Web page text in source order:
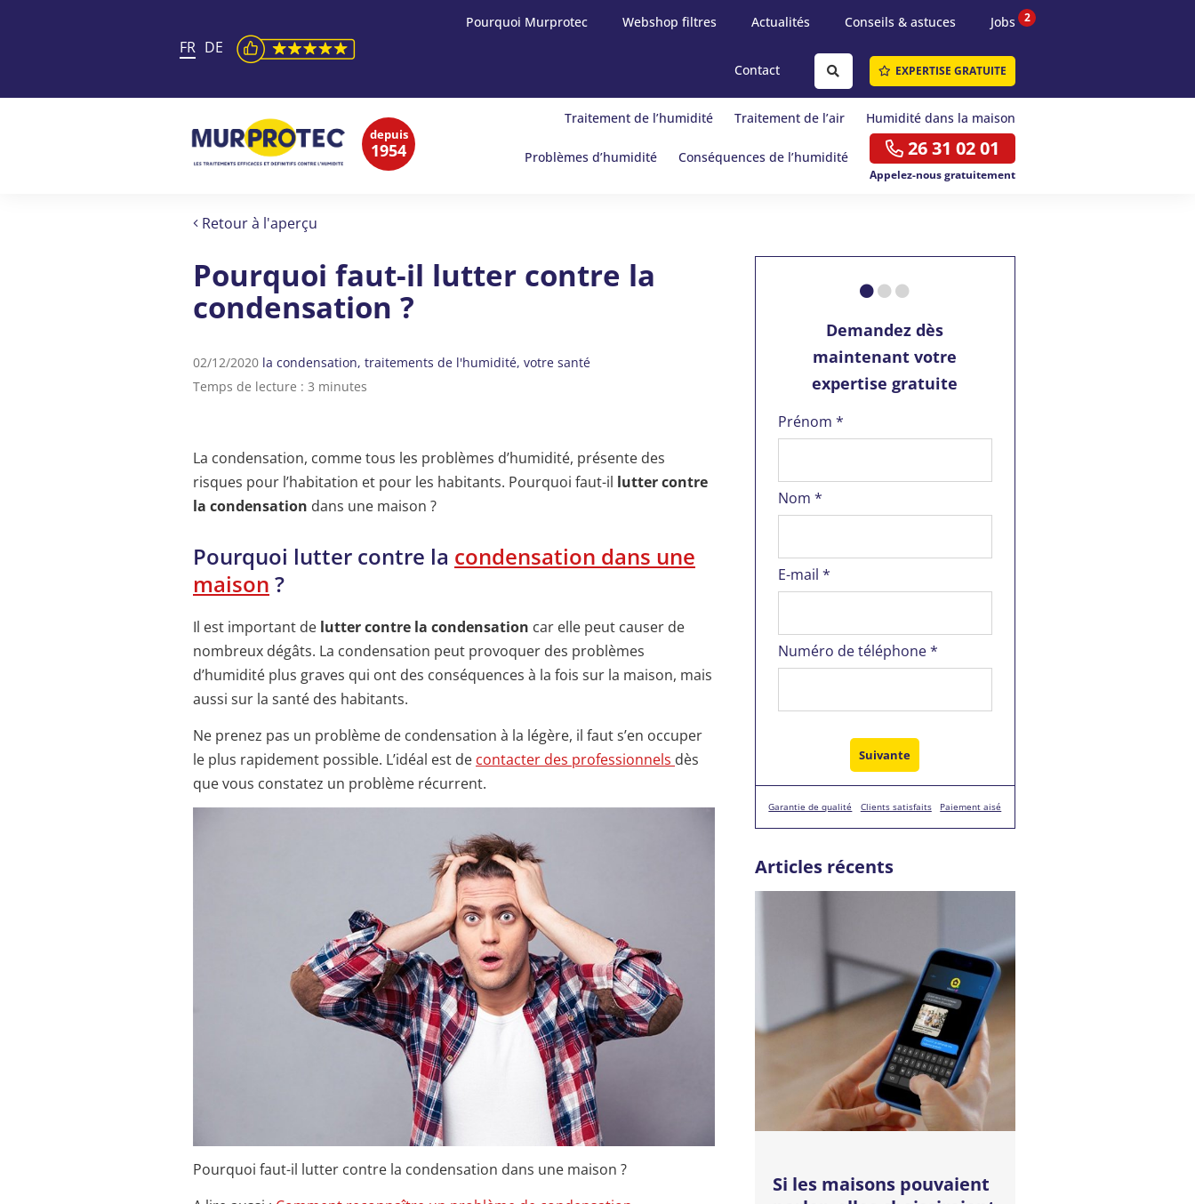
FR DE
Pourquoi Murprotec Webshop filtres Actualités Conseils & astuces Jobs 2
Contact EXPERTISE GRATUITE
depuis
1954
Traitement de l’humidité Traitement de l’air Humidité dans la maison
Problèmes d’humidité Conséquences de l’humidité 26 31 02 01
Appelez-nous gratuitement
Retour à l'aperçu
Pourquoi faut-il lutter contre la
condensation ?
02/12/2020 la condensation traitements de l'humidité votre santé
Temps de lecture : 3 minutes
La condensation, comme tous les problèmes d’humidité, présente des
risques pour l’habitation et pour les habitants. Pourquoi faut-il lutter contre
la condensation dans une maison ?
Pourquoi lutter contre la condensation dans une
maison ?
Il est important de lutter contre la condensation car elle peut causer de
nombreux dégâts. La condensation peut provoquer des problèmes
d’humidité plus graves qui ont des conséquences à la fois sur la maison, mais
aussi sur la santé des habitants.
Ne prenez pas un problème de condensation à la légère, il faut s’en occuper
le plus rapidement possible. L’idéal est de contacter des professionnels dès
que vous constatez un problème récurrent.
Pourquoi faut-il lutter contre la condensation dans une maison ?
Demandez dès
maintenant votre
expertise gratuite
Prénom *
Nom *
E-mail *
Numéro de téléphone *
Garantie de qualité Clients satisfaits Paiement aisé
Articles récents
Si les maisons pouvaient